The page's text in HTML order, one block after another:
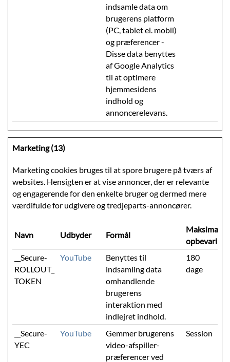
indsamle data om
brugerens platform
(PC, tablet el. mobil)
og præferencer -
Disse data benyttes
af Google Analytics
til at optimere
hjemmesidens
indhold og
annoncerelevans.
Marketing (13)
Marketing cookies bruges til at spore brugere på tværs af
websites. Hensigten er at vise annoncer, der er relevante
og engagerende for den enkelte bruger og dermed mere
værdifulde for udgivere og tredjeparts-annoncører.
Navn Udbyder Formål
Maksimal
__Secure-
ROLLOUT_
TOKEN
YouTube
Benyttes til
indsamling data
omhandlende
brugerens
interaktion med
indlejret indhold.
180
dage
__Secure-
YEC
YouTube
Gemmer brugerens
video-afspiller-
præferencer ved
Session